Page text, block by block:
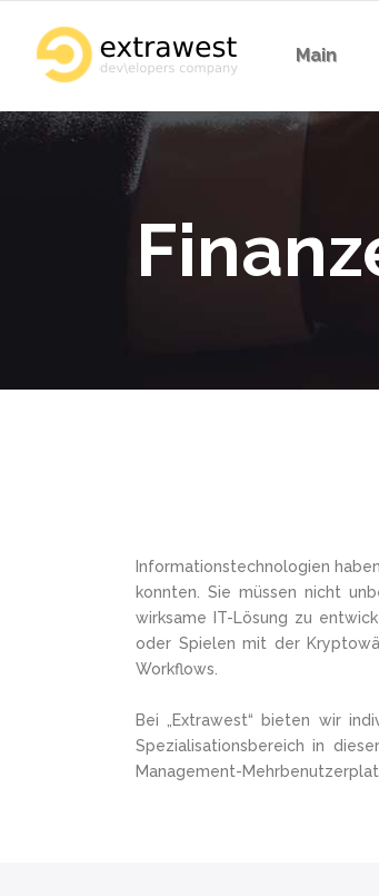
Main
Informationstechnologien
konnten. Sie müssen nicht
wirksame IT-Lösung zu
oder Spielen mit der
Workflows.
Bei „Extrawest“ bieten wir
Spezialisationsbereich in
Management-